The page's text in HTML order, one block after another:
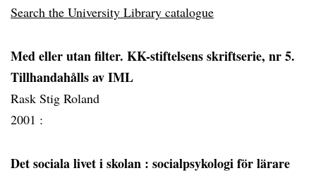
Search the University Library catalogue
Med eller utan filter. KK-stiftelsens skriftserie, nr 5.
Tillhandahålls av IML
Rask Stig Roland
2001 :
Det sociala livet i skolan : socialpsykologi för lärare